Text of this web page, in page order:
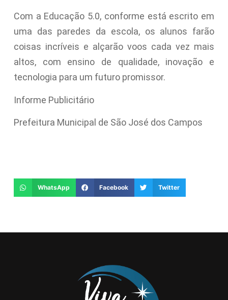
Com a Educação 5.0, conforme está escrito em
uma das paredes da escola, os alunos farão
coisas incríveis e alçarão voos cada vez mais
altos, com ensino de qualidade, inovação e
tecnologia para um futuro promissor.
Informe Publicitário
Prefeitura Municipal de São José dos Campos
WhatsApp Facebook Twitter